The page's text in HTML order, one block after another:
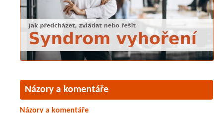
Názory a komentáře
Názory a komentáře